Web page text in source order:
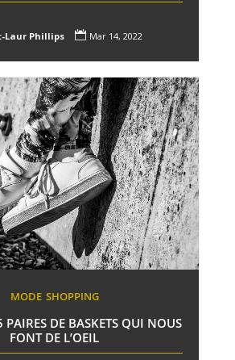
Laur Phillips  Mar 14, 2022
MODE SHOPPING
PAIRES DE BASKETS QUI NOUS
FONT DE L’OEIL